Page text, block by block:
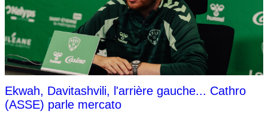
Ekwah, Davitashvili, l'arrière gauche... Cathro
(ASSE) parle mercato